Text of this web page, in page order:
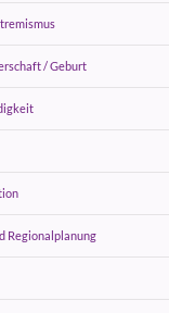
/ Geburt
Regionalplanung